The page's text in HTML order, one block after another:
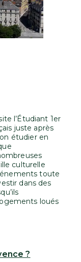
l’Étudiant 1er
juste après
étudier en
culturelle
toute
dans des
loués
?